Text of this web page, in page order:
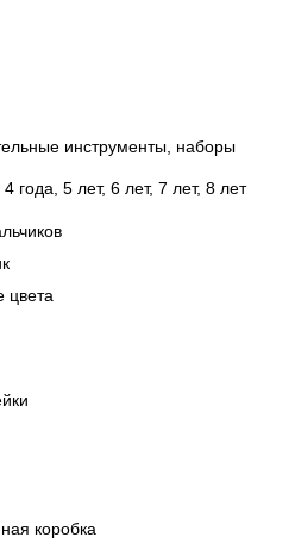
инструменты, наборы
года, 5 лет, 6 лет, 7 лет, 8 лет
цвета
коробка